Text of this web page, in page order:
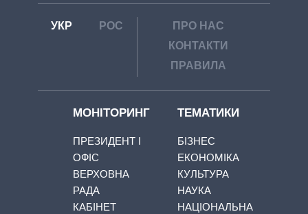
УКР РОС
ПРО НАС
КОНТАКТИ
ПРАВИЛА
МОНІТОРИНГ
ПРЕЗИДЕНТ І
ОФІС
ВЕРХОВНА
РАДА
КАБІНЕТ
ТЕМАТИКИ
БІЗНЕС
ЕКОНОМІКА
КУЛЬТУРА
НАУКА
НАЦІОНАЛЬНА